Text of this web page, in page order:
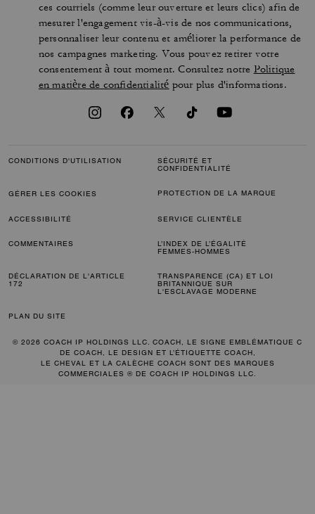
ces courriels (comme leur ouverture et leurs clics) afin de
mesurer l'engagement vis-à-vis de nos communications,
personnaliser leur contenu et améliorer la performance de
nos campagnes marketing. Vous pouvez retirer votre
consentement à tout moment. Consultez notre Politique
en matière de confidentialité pour plus d'informations.
CONDITIONS D'UTILISATION
SÉCURITÉ ET
CONFIDENTIALITÉ
GÉRER LES COOKIES PROTECTION DE LA MARQUE
ACCESSIBILITÉ SERVICE CLIENTÈLE
COMMENTAIRES
L’INDEX DE L’ÉGALITÉ
FEMMES-HOMMES
DÉCLARATION DE L'ARTICLE
172
TRANSPARENCE (CA) ET LOI
BRITANNIQUE SUR
L'ESCLAVAGE MODERNE
PLAN DU SITE
© 2026 COACH IP HOLDINGS LLC. COACH, LE SIGNE EMBLÉMATIQUE C
DE COACH, LE DESIGN ET L’ÉTIQUETTE COACH,
LE CHEVAL ET LA CALÈCHE COACH SONT DES MARQUES
COMMERCIALES ® DE COACH IP HOLDINGS LLC.